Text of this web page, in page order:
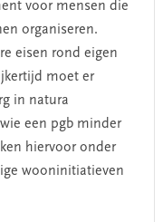
voor mensen die
organiseren.
eisen rond eigen
moet er
in natura
een pgb minder
hiervoor onder
wooninitiatieven